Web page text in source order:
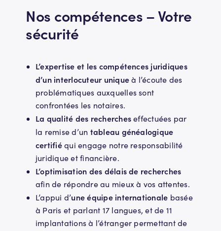
Nos compétences – Votre
sécurité
L’expertise et les compétences juridiques
d’un interlocuteur uniqueà l’écoute des
problématiques auxquelles sont
confrontées les notaires.
La qualité des rechercheseffectuées par
la remise d’un tableau généalogique
certifiéqui engage notre responsabilité
juridique et financière.
L’optimisation des délais de recherches
afin de répondre au mieux à vos attentes.
L’appui d’une équipe internationale basée
à Paris et parlant 17 langues, et de 11
implantations à l’étranger permettant de